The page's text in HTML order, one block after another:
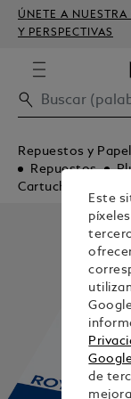
ÚNETE A
Y PERSPECTIVAS
Repuestos y
Repuestos
Cartuchos de Tinta
Este
de